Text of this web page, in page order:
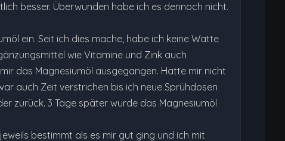
besser. Überwunden habe ich es dennoch nicht.
ein. Seit ich dies mache, habe ich keine Watte
wie Vitamine und Zink auch
das Magnesiumöl ausgegangen. Hatte mir nicht
auch Zeit verstrichen bis ich neue Sprühdosen
zurück. 3 Tage später wurde das Magnesiumöl
bestimmt als es mir gut ging und ich mit